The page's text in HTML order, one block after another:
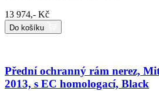
13 974,- Kč
Do košíku
Přední ochranný rám nerez,
2013, s EC homologací, Black